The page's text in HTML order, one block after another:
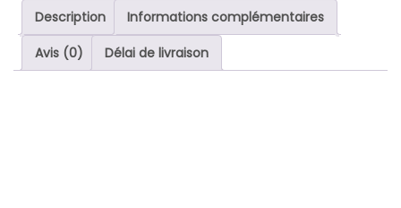
Description
Informations complémentaires
Avis (0)
Délai de livraison